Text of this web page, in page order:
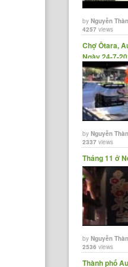
byNguyễn
4257 views
Chợ Ōtara,
Ngày 24-7-
byNguyễn
2337 views
Tháng 11 ở
byNguyễn
2536 views
Thành phố